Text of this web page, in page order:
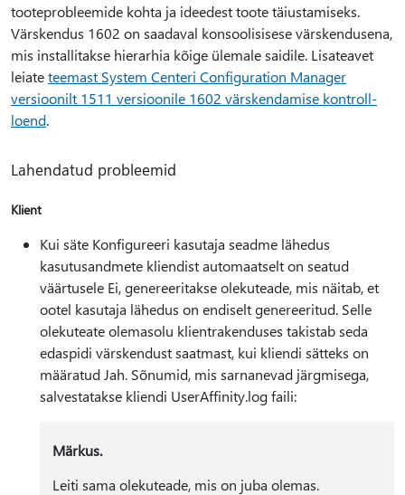
tooteprobleemide kohta ja ideedest toote täiustamiseks.
Värskendus 1602 on saadaval konsoolisisese värskendusena,
mis installitakse hierarhia kõige ülemale saidile. Lisateavet
leiateteemast System Centeri Configuration Manager
versioonilt 1511 versioonile 1602 värskendamise kontroll-
loend.
Lahendatud probleemid
Klient
Kui säte Konfigureeri kasutaja seadme lähedus
kasutusandmete kliendist automaatselt on seatud
väärtusele Ei, genereeritakse olekuteade, mis näitab, et
ootel kasutaja lähedus on endiselt genereeritud. Selle
olekuteate olemasolu klientrakenduses takistab seda
edaspidi värskendust saatmast, kui kliendi sätteks on
määratud Jah. Sõnumid, mis sarnanevad järgmisega,
salvestatakse kliendi UserAffinity.log faili:
Märkus.
Leiti sama olekuteade, mis on juba olemas.